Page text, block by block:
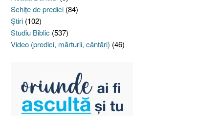
Schiţe de predici (84)
Ştiri (102)
Studiu Biblic (537)
Video (predici, mărturii, cântări) (46)